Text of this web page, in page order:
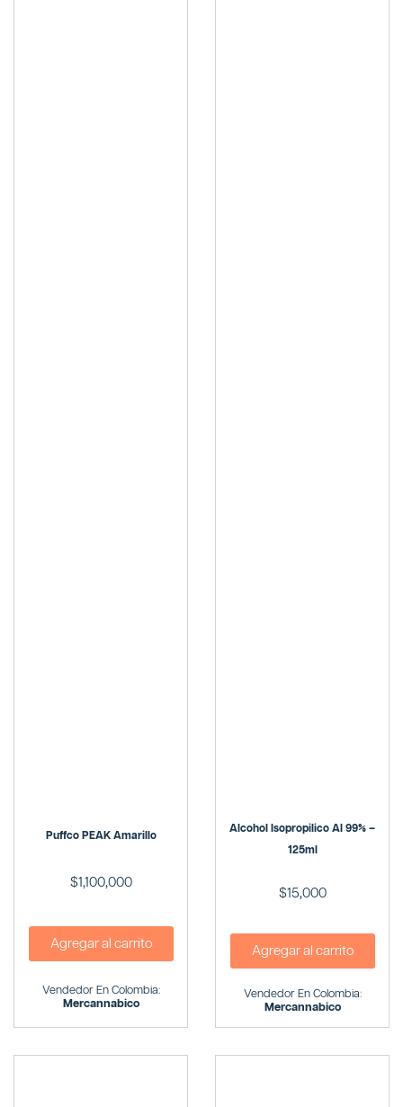
Puffco PEAK Amarillo
$1,100,000
Agregar al carrito
Vendedor En Colombia:
Mercannabico
Alcohol Isopropilico Al 99% –
125ml
$15,000
Agregar al carrito
Vendedor En Colombia:
Mercannabico